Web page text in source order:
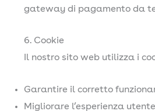
gateway di pagamento da
6. Cookie
Il nostro sito web utilizza i
Garantire il corretto
Migliorare l’esperienza utente